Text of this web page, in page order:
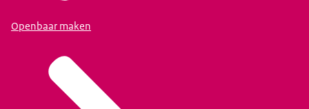
Openbaar maken